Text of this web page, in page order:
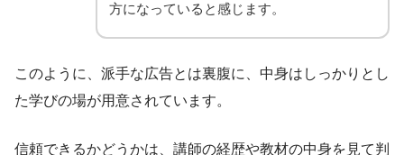
方になっていると感じます。
このように、派手な広告とは裏腹に、中身はしっかりとし
た学びの場が用意されています。
信頼できるかどうかは、講師の経歴や教材の中身を見て判